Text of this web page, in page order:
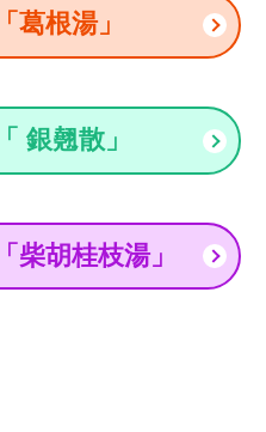
「葛根湯」
「 銀翹散」
「柴胡桂枝湯」